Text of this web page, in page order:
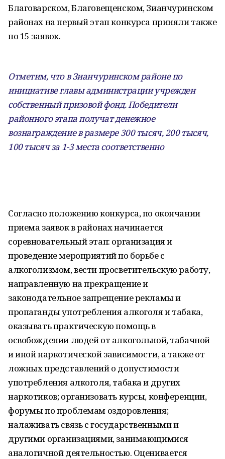
Благоварском, Благовещенском, Зианчуринском
районах на первый этап конкурса приняли также
по 15 заявок.
Отметим, что в Зианчуринском районе по
инициативе главы администрации учрежден
собственный призовой фонд. Победители
районного этапа получат денежное
вознаграждение в размере 300 тысяч, 200 тысяч,
100 тысяч за 1-3 места соответственно
Согласно положению конкурса, по окончании
приема заявок в районах начинается
соревновательный этап: организация и
проведение мероприятий по борьбе с
алкоголизмом, вести просветительскую работу,
направленную на прекращение и
законодательное запрещение рекламы и
пропаганды употребления алкоголя и табака,
оказывать практическую помощь в
освобождении людей от алкогольной, табачной
и иной наркотической зависимости, а также от
ложных представлений о допустимости
употребления алкоголя, табака и других
наркотиков; организовать курсы, конференции,
форумы по проблемам оздоровления;
налаживать связь с государственными и
другими организациями, занимающимися
аналогичной деятельностью. Оценивается